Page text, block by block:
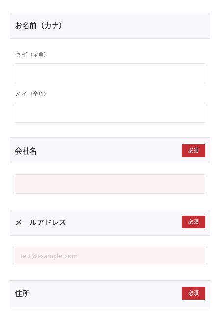
お名前（カナ）
セイ （全角）
メイ （全角）
会社名 必須
メールアドレス 必須
住所 必須